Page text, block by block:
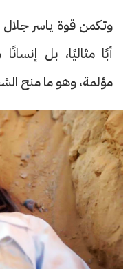
وتكمن قوة ياسر جلال
أبًا مثاليًا، بل
مؤلمة، وهو ما منح